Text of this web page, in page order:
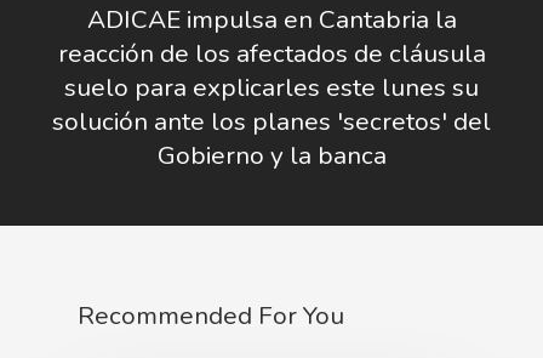
ADICAE impulsa en Cantabria la
reacción de los afectados de cláusula
suelo para explicarles este lunes su
solución ante los planes 'secretos' del
Gobierno y la banca
Recommended For You